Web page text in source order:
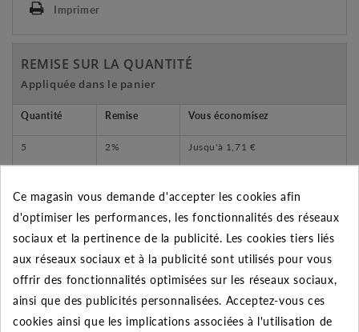
Imprimer
REMISE SUR LA QUANTITÉ
Appliquée dans le panier
Quantité Remise Vous économisez
5 2% Jusqu'à 1,71 €
DESCRIPTION DU PRODUIT
Ce magasin vous demande d'accepter les cookies afin
d'optimiser les performances, les fonctionnalités des réseaux
sociaux et la pertinence de la publicité. Les cookies tiers liés
aux réseaux sociaux et à la publicité sont utilisés pour vous
offrir des fonctionnalités optimisées sur les réseaux sociaux,
ainsi que des publicités personnalisées. Acceptez-vous ces
cookies ainsi que les implications associées à l'utilisation de